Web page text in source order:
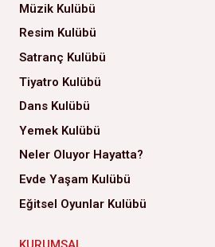
Müzik Kulübü
Resim Kulübü
Satranç Kulübü
Tiyatro Kulübü
Dans Kulübü
Yemek Kulübü
Neler Oluyor Hayatta?
Evde Yaşam Kulübü
Eğitsel Oyunlar Kulübü